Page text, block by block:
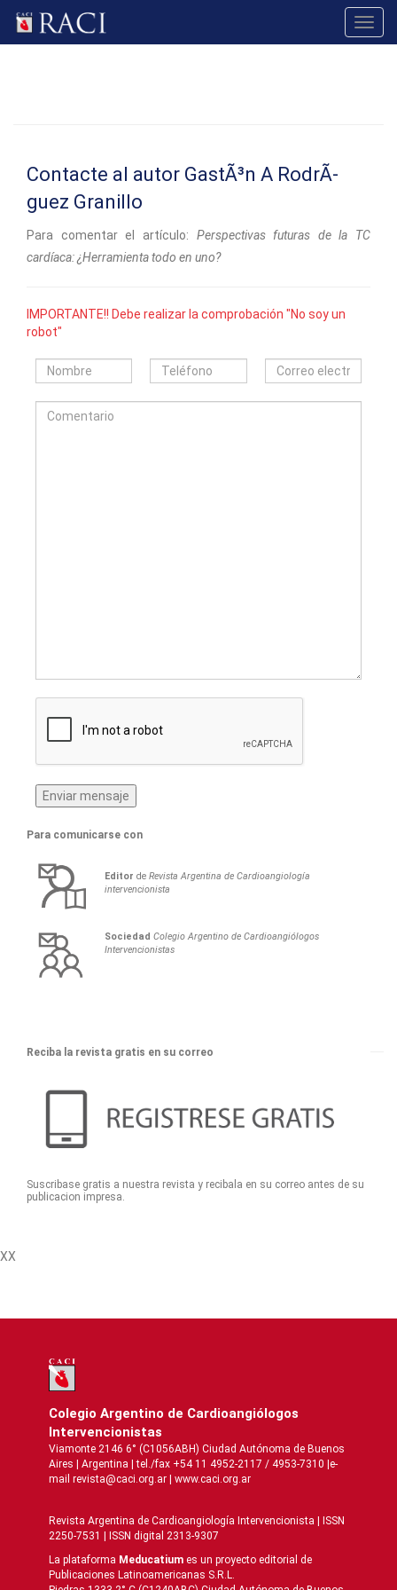
Contacte al autor GastÃ³n A RodrÃ­
guez Granillo
Para comentar el artículo: Perspectivas futuras de la TC
cardíaca: ¿Herramienta todo en uno?
IMPORTANTE!! Debe realizar la comprobación "No soy un
robot"
Para comunicarse con
Editor deRevista Argentina de Cardioangiología
intervencionista
Sociedad Colegio Argentino de Cardioangiólogos
Intervencionistas
Reciba la revista gratis en su correo
Suscribase gratis a nuestra revista y recibala en su correo antes de su
publicacion impresa.
XX
Colegio Argentino de Cardioangiólogos
Intervencionistas
Viamonte 2146 6° (C1056ABH) Ciudad Autónoma de Buenos
Aires | Argentina | tel./fax +54 11 4952-2117 / 4953-7310 |e-
mail revista@caci.org.ar | www.caci.org.ar
Revista Argentina de Cardioangiologí­a Intervencionista | ISSN
2250-7531 | ISSN digital 2313-9307
La plataforma Meducatium es un proyecto editorial de
Publicaciones Latinoamericanas S.R.L.